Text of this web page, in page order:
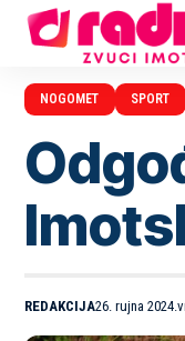
NOGOMET SPORT
REDAKCIJA26. rujna 2024.